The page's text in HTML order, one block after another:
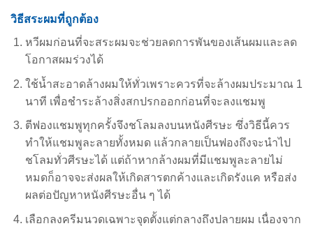
วิธีสระผมที่ถูกต้อง
หวีผมก่อนที่จะสระผมจะช่วยลดการพันของเส้นผมและลด
โอกาสผมร่วงได้
ใช้น้ำสะอาดล้างผมให้ทั่วเพราะควรที่จะล้างผมประมาณ 1
นาที เพื่อชำระล้างสิ่งสกปรกออกก่อนที่จะลงแชมพู
ตีฟองแชมพูทุกครั้งจึงชโลมลงบนหนังศีรษะ ซึ่งวิธีนี้ควร
ทำให้แชมพูละลายทั้งหมด แล้วกลายเป็นฟองถึงจะนำไป
ชโลมทั่วศีรษะได้ แต่ถ้าหากล้างผมที่มีแชมพูละลายไม่
หมดก็อาจจะส่งผลให้เกิดสารตกค้างและเกิดรังแค หรือส่ง
ผลต่อปัญหาหนังศีรษะอื่น ๆ ได้
เลือกลงครีมนวดเฉพาะจุดตั้งแต่กลางถึงปลายผม เนื่องจาก